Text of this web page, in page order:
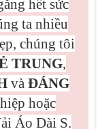
hết sức
ta nhiều
chúng tôi
TRUNG,
và ĐÁNG
hoặc
Áo Dài S.